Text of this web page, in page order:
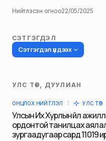
Нийтлэсэн огноо22/05/2025
СЭТГЭГДЭЛ
Сэтгэгдэл үлдээх
Таны имэйл хаягийг
Шаардлагатай
тэмдэглэсэн
УЛС ТӨР, ДУУЛИАН
ОНЦЛОХ НИЙТЛЭЛ УЛС ТӨР
Улсын Их Хурлын үйл
ордонтой танилцах
зургаадугаар сард 11019